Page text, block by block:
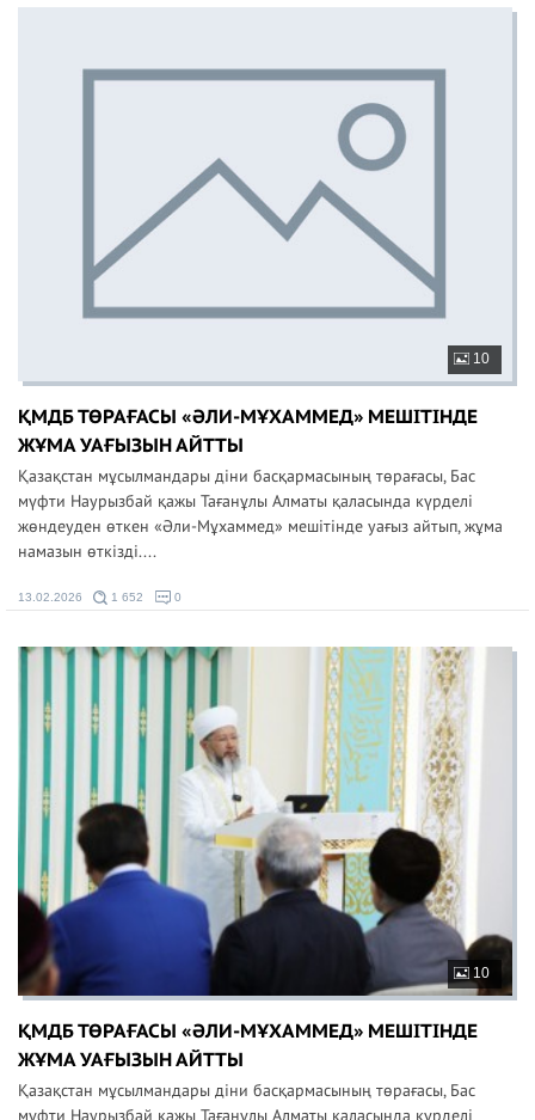
10
ҚМДБ ТӨРАҒАСЫ «ӘЛИ-МҰХАММЕД» МЕШІТІНДЕ
ЖҰМА УАҒЫЗЫН АЙТТЫ
Қазақстан мұсылмандары діни басқармасының төрағасы, Бас
мүфти Наурызбай қажы Тағанұлы Алматы қаласында күрделі
жөндеуден өткен «Әли-Мұхаммед» мешітінде уағыз айтып, жұма
намазын өткізді....
13.02.2026 1 652 0
10
ҚМДБ ТӨРАҒАСЫ «ӘЛИ-МҰХАММЕД» МЕШІТІНДЕ
ЖҰМА УАҒЫЗЫН АЙТТЫ
Қазақстан мұсылмандары діни басқармасының төрағасы, Бас